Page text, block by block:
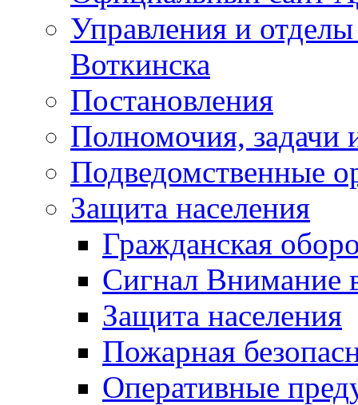
Управления и
Воткинска
Постановления
Полномочия, задачи
Подведомственные
Защита населения
Гражданская
Сигнал Внимание
Защита населения
Пожарная
Оперативные